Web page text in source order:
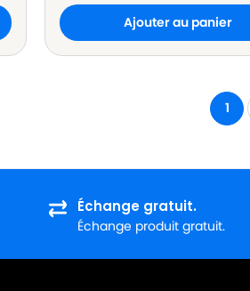
Ajouter au panier
1
Échange gratuit.
Échange produit gratuit.